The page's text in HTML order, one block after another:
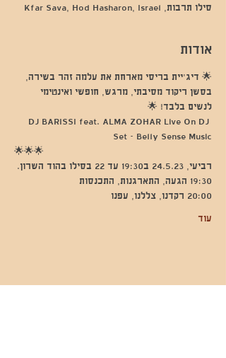
סילו תרבות, Kfar Sava, Hod Hasharon, Israel
אודות
🌟 דיג׳יית בריסי מארחת את עלמה זהר בשירה,
בסשן ריקוד מסיבתי, מרגש, חופשי ואינטימי
לנשים בלבד! 🌟
‏DJ BARISSI feat. ALMA ZOHAR Live On DJ
Set - Belly Sense Music
🌟🌟🌟
רביעי, 24.5.23 ב19:30 עד 22 בסילו בהוד השרון.
19:30 הגעה, התארגנות, התכנסות
20:00 רקדנו, צללנו, עפנו
עוד